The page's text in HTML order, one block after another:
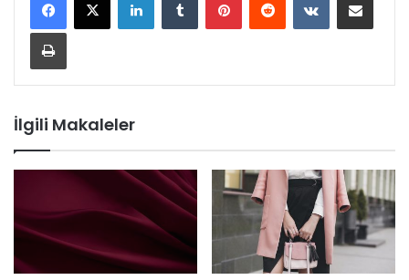
İlgili Makaleler